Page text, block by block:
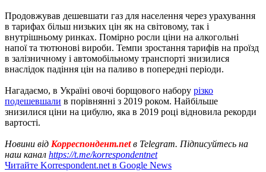
Продовжував дешевшати газ для населення через урахування
в тарифах більш низьких цін як на світовому, так і
внутрішньому ринках. Помірно росли ціни на алкогольні
напої та тютюнові вироби. Темпи зростання тарифів на проїзд
в залізничному і автомобільному транспорті знизилися
внаслідок падіння цін на паливо в попередні періоди.
Нагадаємо, в Україні овочі борщового набору різко
подешевшали в порівнянні з 2019 роком. Найбільше
знизилися ціни на цибулю, яка в 2019 році відновила рекорди
вартості.
Новини від Корреспондент.netв Telegram. Підписуйтесь на
наш канал https://t.me/korrespondentnet
Читайте Korrespondent.net в Google News